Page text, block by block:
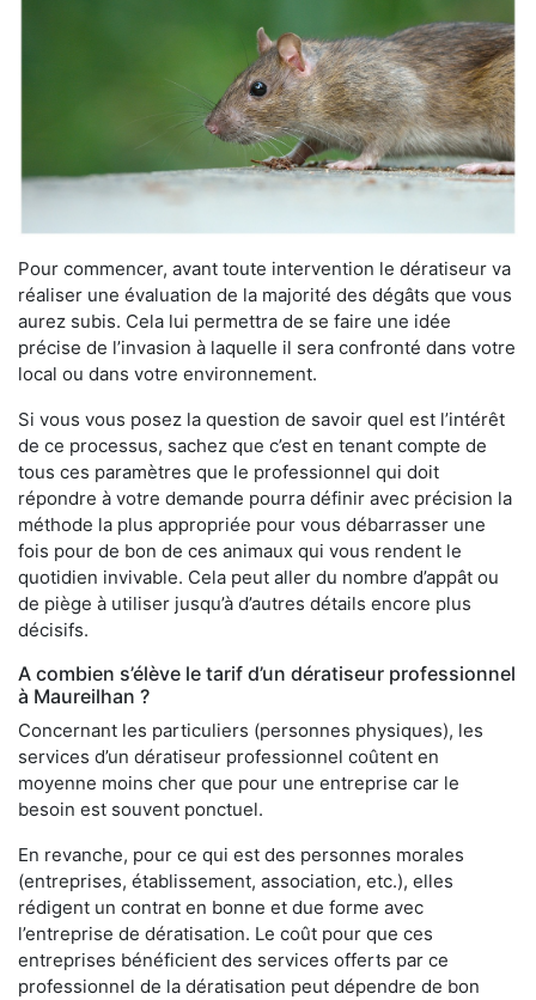
Pour commencer, avant toute intervention le dératiseur va
réaliser une évaluation de la majorité des dégâts que vous
aurez subis. Cela lui permettra de se faire une idée
précise de l’invasion à laquelle il sera confronté dans votre
local ou dans votre environnement.
Si vous vous posez la question de savoir quel est l’intérêt
de ce processus, sachez que c’est en tenant compte de
tous ces paramètres que le professionnel qui doit
répondre à votre demande pourra définir avec précision la
méthode la plus appropriée pour vous débarrasser une
fois pour de bon de ces animaux qui vous rendent le
quotidien invivable. Cela peut aller du nombre d’appât ou
de piège à utiliser jusqu’à d’autres détails encore plus
décisifs.
A combien s’élève le tarif d’un dératiseur professionnel
à Maureilhan ?
Concernant les particuliers (personnes physiques), les
services d’un dératiseur professionnel coûtent en
moyenne moins cher que pour une entreprise car le
besoin est souvent ponctuel.
En revanche, pour ce qui est des personnes morales
(entreprises, établissement, association, etc.), elles
rédigent un contrat en bonne et due forme avec
l’entreprise de dératisation. Le coût pour que ces
entreprises bénéficient des services offerts par ce
professionnel de la dératisation peut dépendre de bon